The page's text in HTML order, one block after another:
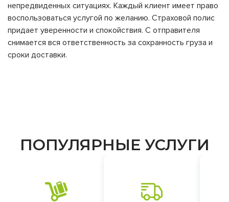
непредвиденных ситуациях. Каждый клиент имеет право
воспользоваться услугой по желанию. Страховой полис
придает уверенности и спокойствия. С отправителя
снимается вся ответственность за сохранность груза и
сроки доставки.
ПОПУЛЯРНЫЕ УСЛУГИ